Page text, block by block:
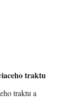
traktu
traktu a